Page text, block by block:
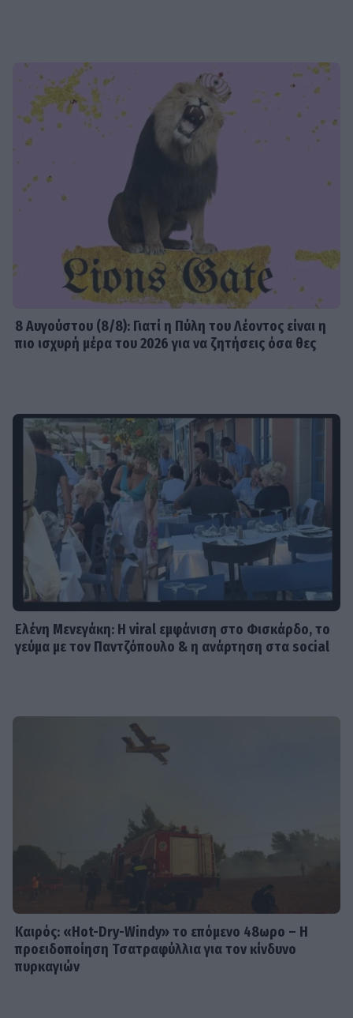
8 Aυγούστου (8/8): Γιατί η Πύλη του Λέοντος είναι η
πιο ισχυρή μέρα του 2026 για να ζητήσεις όσα θες
Ελένη Μενεγάκη: Η viral εμφάνιση στο Φισκάρδο, το
γεύμα με τον Παντζόπουλο & η ανάρτηση στα social
Καιρός: «Hot-Dry-Windy» το επόμενο 48ωρο – Η
προειδοποίηση Τσατραφύλλια για τον κίνδυνο
πυρκαγιών